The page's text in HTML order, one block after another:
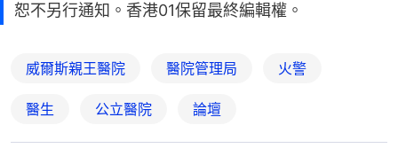
恕不另行通知。香港01保留最終編輯權。
威爾斯親王醫院 醫院管理局 火警
醫生 公立醫院 論壇